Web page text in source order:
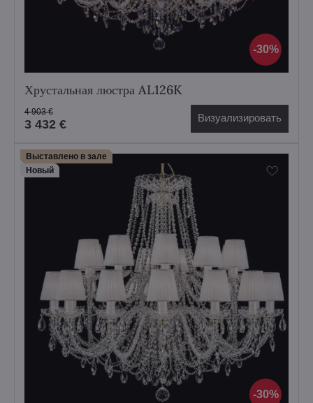
30%
Хрустальная люстра AL126K
3 432 €
4 903 € Визуализировать
30%
Выставлено в зале
Hовый